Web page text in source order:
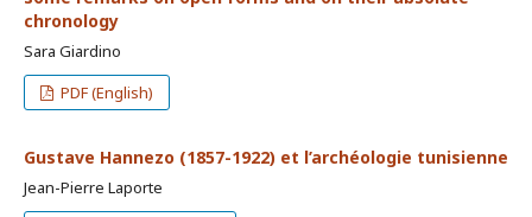
chronology
Sara Giardino
PDF (English)
Gustave Hannezo (1857-1922) et l’archéologie tunisienne
Jean-Pierre Laporte